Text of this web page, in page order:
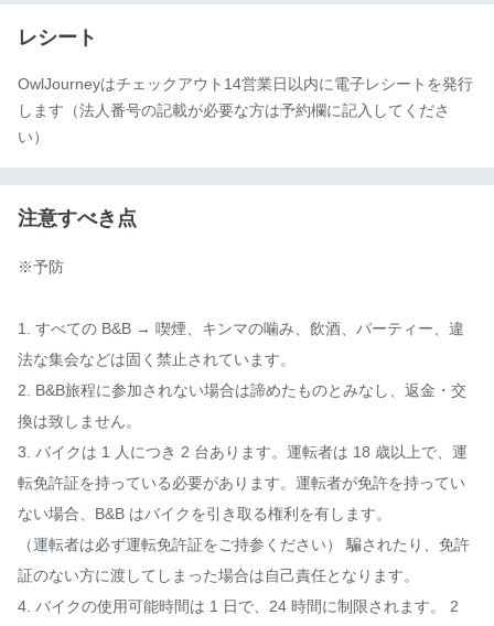
レシート
OwlJourneyはチェックアウト14営業日以内に電子レシートを発行
します（法人番号の記載が必要な方は予約欄に記入してくださ
い）
注意すべき点
※予防
1. すべての B&B → 喫煙、キンマの噛み、飲酒、パーティー、違
法な集会などは固く禁止されています。
2. B&B旅程に参加されない場合は諦めたものとみなし、返金・交
換は致しません。
3. バイクは 1 人につき 2 台あります。運転者は 18 歳以上で、運
転免許証を持っている必要があります。運転者が免許を持ってい
ない場合、B&B はバイクを引き取る権利を有します。
（運転者は必ず運転免許証をご持参ください） 騙されたり、免許
証のない方に渡してしまった場合は自己責任となります。
4. バイクの使用可能時間は 1 日で、24 時間に制限されます。 2